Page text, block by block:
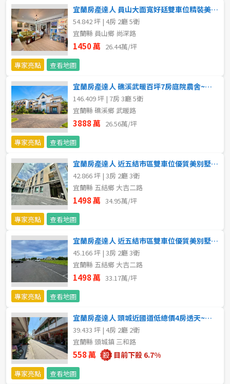
南投縣
雲林縣
嘉義市
嘉義縣
台南市
高雄市
屏東縣
台東縣
花蓮縣
金門連江
坪數
不拘
20坪以下
20~30 坪
40~50 坪
60~70 坪
80坪以上
~ 坪
樓層
不拘
1樓 2樓
4樓
5~10樓
21樓以上
~
宜蘭房產達人 員山大面寬好廷雙車位精裝美墅~台灣房屋小豬
54.842 坪 | 4房 2廳 5衛
宜蘭縣 員山鄉 尚深路
1450 萬 26.44萬/坪
專家亮點
查看地圖
宜蘭房產達人 礁溪武暖百坪7房庭院農舍~台灣房屋小豬
146.409 坪 | 7房 3廳 5衛
宜蘭縣 礁溪鄉 武暖路
3888 萬 26.56萬/坪
專家亮點
查看地圖
宜蘭房產達人 近五結市區雙車位優質美別墅B~台灣房屋小豬
42.866 坪 | 3房 2廳 3衛
宜蘭縣 五結鄉 大吉二路
1498 萬 34.95萬/坪
專家亮點
查看地圖
宜蘭房產達人 近五結市區雙車位優質美別墅A~台灣房屋小豬
45.166 坪 | 3房 2廳 3衛
宜蘭縣 五結鄉 大吉二路
1498 萬 33.17萬/坪
專家亮點
查看地圖
宜蘭房產達人 頭城近國道低總價4房透天~台灣房屋小豬
39.433 坪 | 4房 2廳 2衛
宜蘭縣 頭城鎮 三和路
558 萬 目前下殺 6.7%
專家亮點 查看地圖